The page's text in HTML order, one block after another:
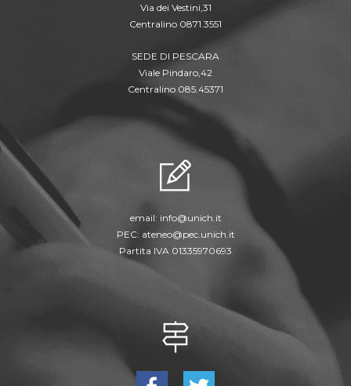
Via dei Vestini,31
Centralino 0871.3551
SEDE DI PESCARA
Viale Pindaro,42
Centralino 085.45371
email: info@unich.it
PEC: ateneo@pec.unich.it
Partita IVA 01335970693